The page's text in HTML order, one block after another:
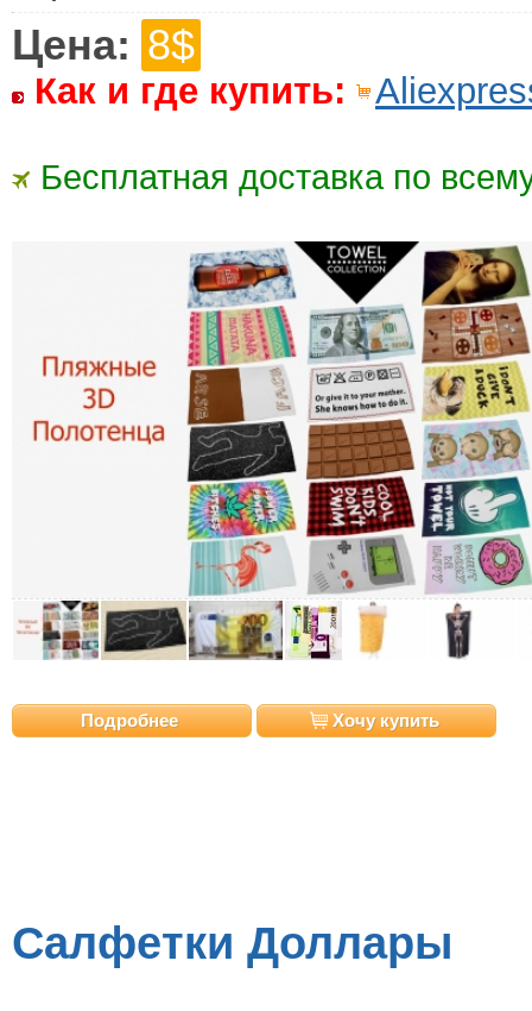
Цена: 8$
Как и где купить:
Бесплатная доставка по
Подробнее Хочу купить
Салфетки Доллары